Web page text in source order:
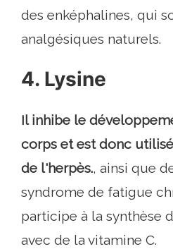
des enképhalines, qui
analgésiques naturels.
4. Lysine
Il inhibe le
corps et est donc
de l'herpès., ainsi que
syndrome de fatigue
participe à la synthèse
avec de la vitamine C.